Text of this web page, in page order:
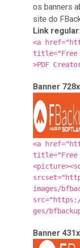
os banners
site do
Link
<a
title="Free
>PDF
Banner
<a
title="Free
images/
src="https://
ges/
Banner